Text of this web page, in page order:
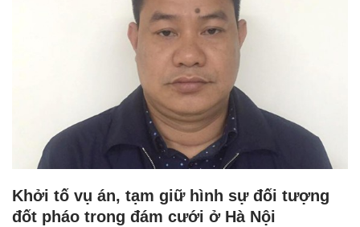
Khởi tố vụ án, tạm giữ hình sự đối tượng
đốt pháo trong đám cưới ở Hà Nội